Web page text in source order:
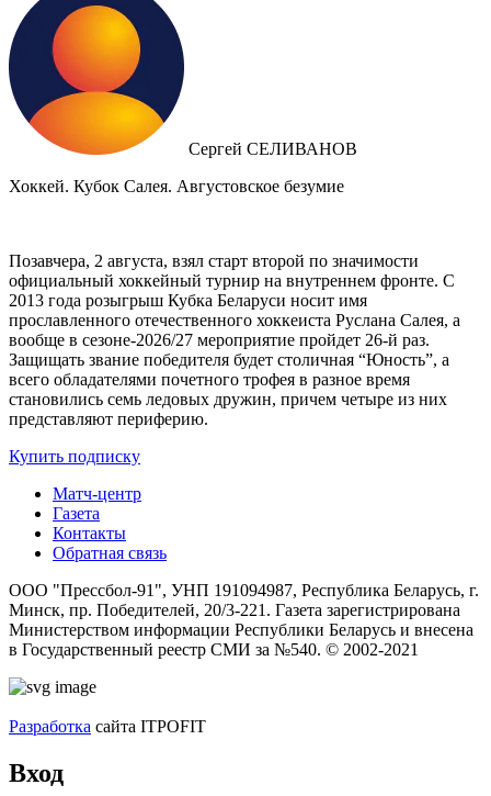
Сергей СЕЛИВАНОВ
Хоккей. Кубок Салея. Августовское безумие
Позавчера, 2 августа, взял старт второй по значимости
официальный хоккейный турнир на внутреннем фронте. C
2013 года розыгрыш Кубка Беларуси носит имя
прославленного отечественного хоккеиста Руслана Салея, а
вообще в сезоне-2026/27 мероприятие пройдет 26-й раз.
Защищать звание победителя будет столичная “Юность”, а
всего обладателями почетного трофея в разное время
становились семь ледовых дружин, причем четыре из них
представляют периферию.
Купить подписку
Матч-центр
Газета
Контакты
Обратная связь
ООО "Прессбол-91", УНП 191094987, Республика Беларусь, г.
Минск, пр. Победителей, 20/3-221. Газета зарегистрирована
Министерством информации Республики Беларусь и внесена
в Государственный реестр СМИ за №540. © 2002-2021
Разработка сайта ITPOFIT
Вход